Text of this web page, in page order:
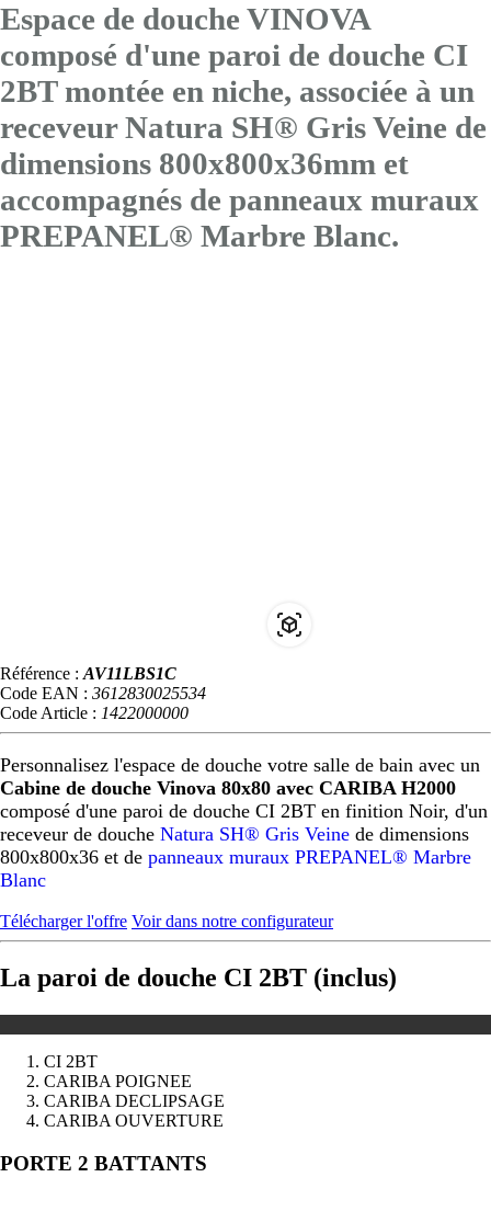
Espace de douche VINOVA
composé d'une paroi de douche CI
2BT montée en niche, associée à un
receveur Natura SH® Gris Veine de
dimensions 800x800x36mm et
accompagnés de panneaux muraux
PREPANEL® Marbre Blanc.
Référence : AV11LBS1C
Code EAN : 3612830025534
Code Article : 1422000000
Personnalisez l'espace de douche votre salle de bain avec un
Cabine de douche Vinova 80x80 avec CARIBA H2000
composé d'une paroi de douche CI 2BT en finition Noir, d'un
receveur de douche Natura SH® Gris Veine de dimensions
800x800x36 et de panneaux muraux PREPANEL® Marbre
Blanc
Télécharger l'offre Voir dans notre configurateur
La paroi de douche CI 2BT (inclus)
CI 2BT
CARIBA POIGNEE
CARIBA DECLIPSAGE
CARIBA OUVERTURE
Précédent
Suivant
PORTE 2 BATTANTS